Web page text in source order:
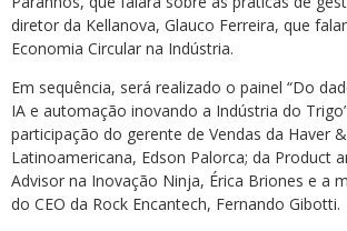
diretor da Kellanova, Glauco Ferreira, que
Economia Circular na Indústria.
Em sequência, será realizado o painel “Do
IA e automação inovando a Indústria do
participação do gerente de Vendas da Haver
Latinoamericana, Edson Palorca; da Product
Advisor na Inovação Ninja, Érica Briones e a
do CEO da Rock Encantech, Fernando Gibotti.